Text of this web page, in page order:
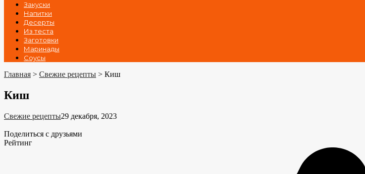
Закуски
Напитки
Десерты
Из теста
Заготовки
Маринады
Соусы
Главная > Свежие рецепты > Киш
Киш
Свежие рецепты29 декабря, 2023
Поделиться с друзьями
Рейтинг